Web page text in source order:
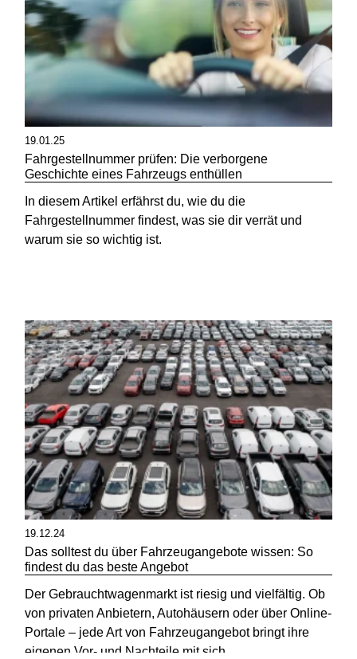
19.01.25
Fahrgestellnummer prüfen: Die verborgene
Geschichte eines Fahrzeugs enthüllen
In diesem Artikel erfährst du, wie du die
Fahrgestellnummer findest, was sie dir verrät und
warum sie so wichtig ist.
19.12.24
Das solltest du über Fahrzeugangebote wissen: So
findest du das beste Angebot
Der Gebrauchtwagenmarkt ist riesig und vielfältig. Ob
von privaten Anbietern, Autohäusern oder über Online-
Portale – jede Art von Fahrzeugangebot bringt ihre
eigenen Vor- und Nachteile mit sich.